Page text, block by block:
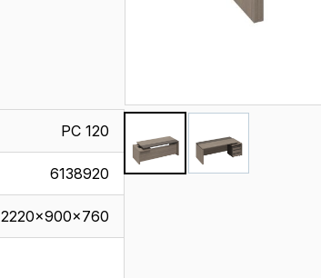
РС 120
6138920
2220x900x760